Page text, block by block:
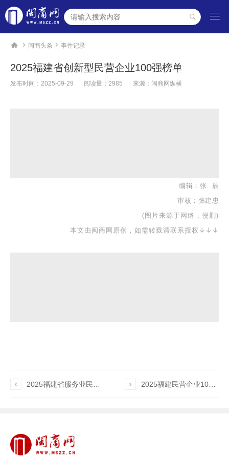

  闽商头条  事件记录
2025福建省创新型民营企业100强榜单
发布时间： 2025-09-29 阅读量：2985 来源：闽商网纵横
编辑：张 辰
审核：张建忠
(图片来源于网络，侵删)
本文由闽商网原创，如需转载请联系授权↓↓↓
 2025福建省服务业民营企业100强榜单  2025福建民营企业100强发布暨宁德市产业招商推介会在宁德召开